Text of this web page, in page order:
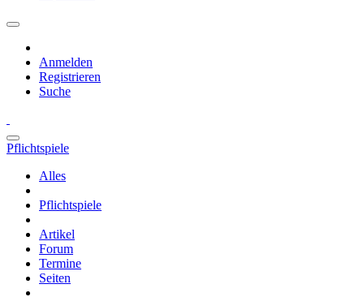
Anmelden
Registrieren
Suche
Pflichtspiele
Alles
Pflichtspiele
Artikel
Forum
Termine
Seiten